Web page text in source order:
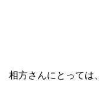
相方さんにとっては、